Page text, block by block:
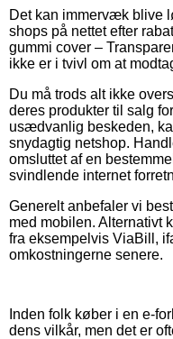
Det kan immervæk blive
shops på nettet efter
gummi cover –
ikke er i tvivl om at
Du må trods alt ikke
deres produkter til salg
usædvanlig beskeden,
snydagtig netshop.
omsluttet af en
svindlende internet
Generelt anbefaler vi
med mobilen. Alternativt
fra eksempelvis ViaBill,
omkostningerne senere.
Inden folk køber i en e-
dens vilkår, men det er